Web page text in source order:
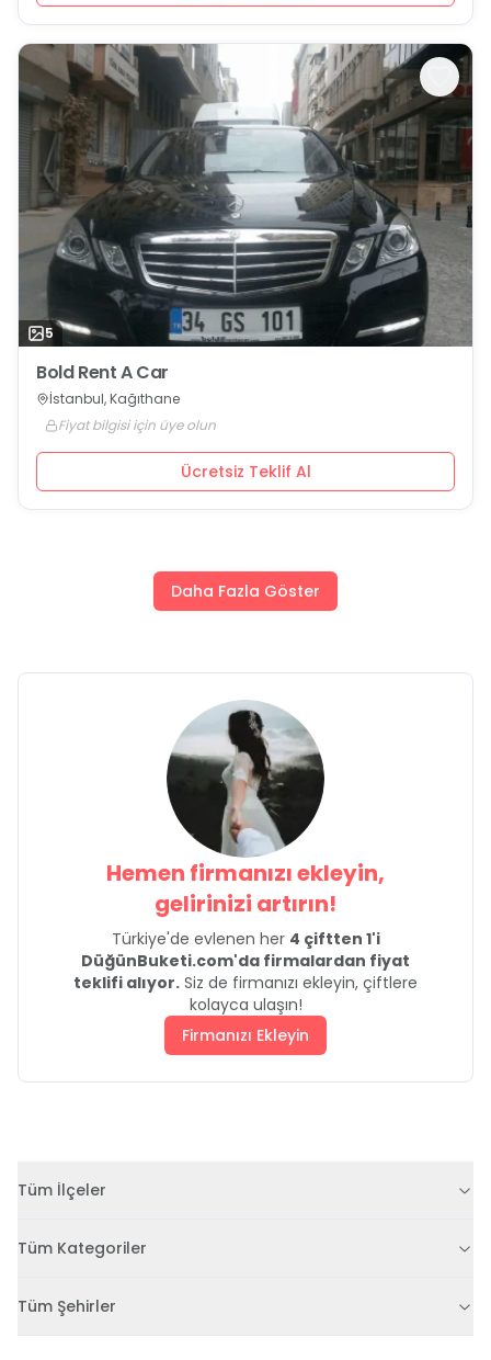
5
Bold Rent A Car
İstanbul, Kağıthane
Fiyat bilgisi için üye olun
Ücretsiz Teklif Al
Daha Fazla Göster
Hemen firmanızı ekleyin,
gelirinizi artırın!
Türkiye'de evlenen her 4 çiftten 1'i
DüğünBuketi.com'da firmalardan fiyat
teklifi alıyor. Siz de firmanızı ekleyin, çiftlere
kolayca ulaşın!
Firmanızı Ekleyin
Tüm İlçeler
Tüm Kategoriler
Tüm Şehirler